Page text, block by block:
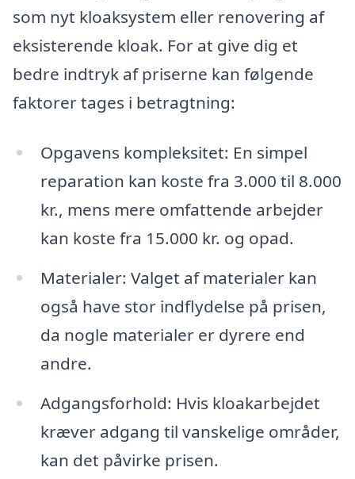
som nyt kloaksystem eller renovering af
eksisterende kloak. For at give dig et
bedre indtryk af priserne kan følgende
faktorer tages i betragtning:
Opgavens kompleksitet: En simpel
reparation kan koste fra 3.000 til 8.000
kr., mens mere omfattende arbejder
kan koste fra 15.000 kr. og opad.
Materialer: Valget af materialer kan
også have stor indflydelse på prisen,
da nogle materialer er dyrere end
andre.
Adgangsforhold: Hvis kloakarbejdet
kræver adgang til vanskelige områder,
kan det påvirke prisen.